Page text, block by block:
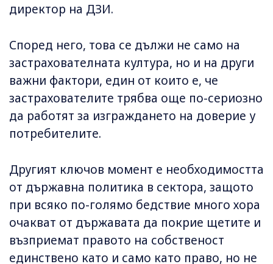
директор на ДЗИ.
Според него, това се дължи не само на
застрахователната култура, но и на други
важни фактори, един от които е, че
застрахователите трябва още по-сериозно
да работят за изграждането на доверие у
потребителите.
Другият ключов момент е необходимостта
от държавна политика в сектора, защото
при всяко по-голямо бедствие много хора
очакват от държавата да покрие щетите и
възприемат правото на собственост
единствено като и само като право, но не